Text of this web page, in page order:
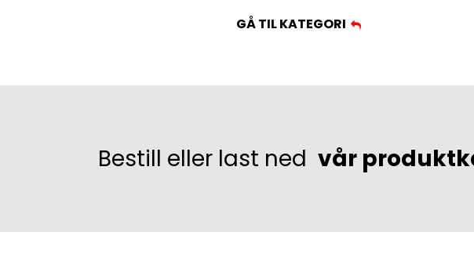
GÅ TIL KATEGORI
Bestill eller last ned vår